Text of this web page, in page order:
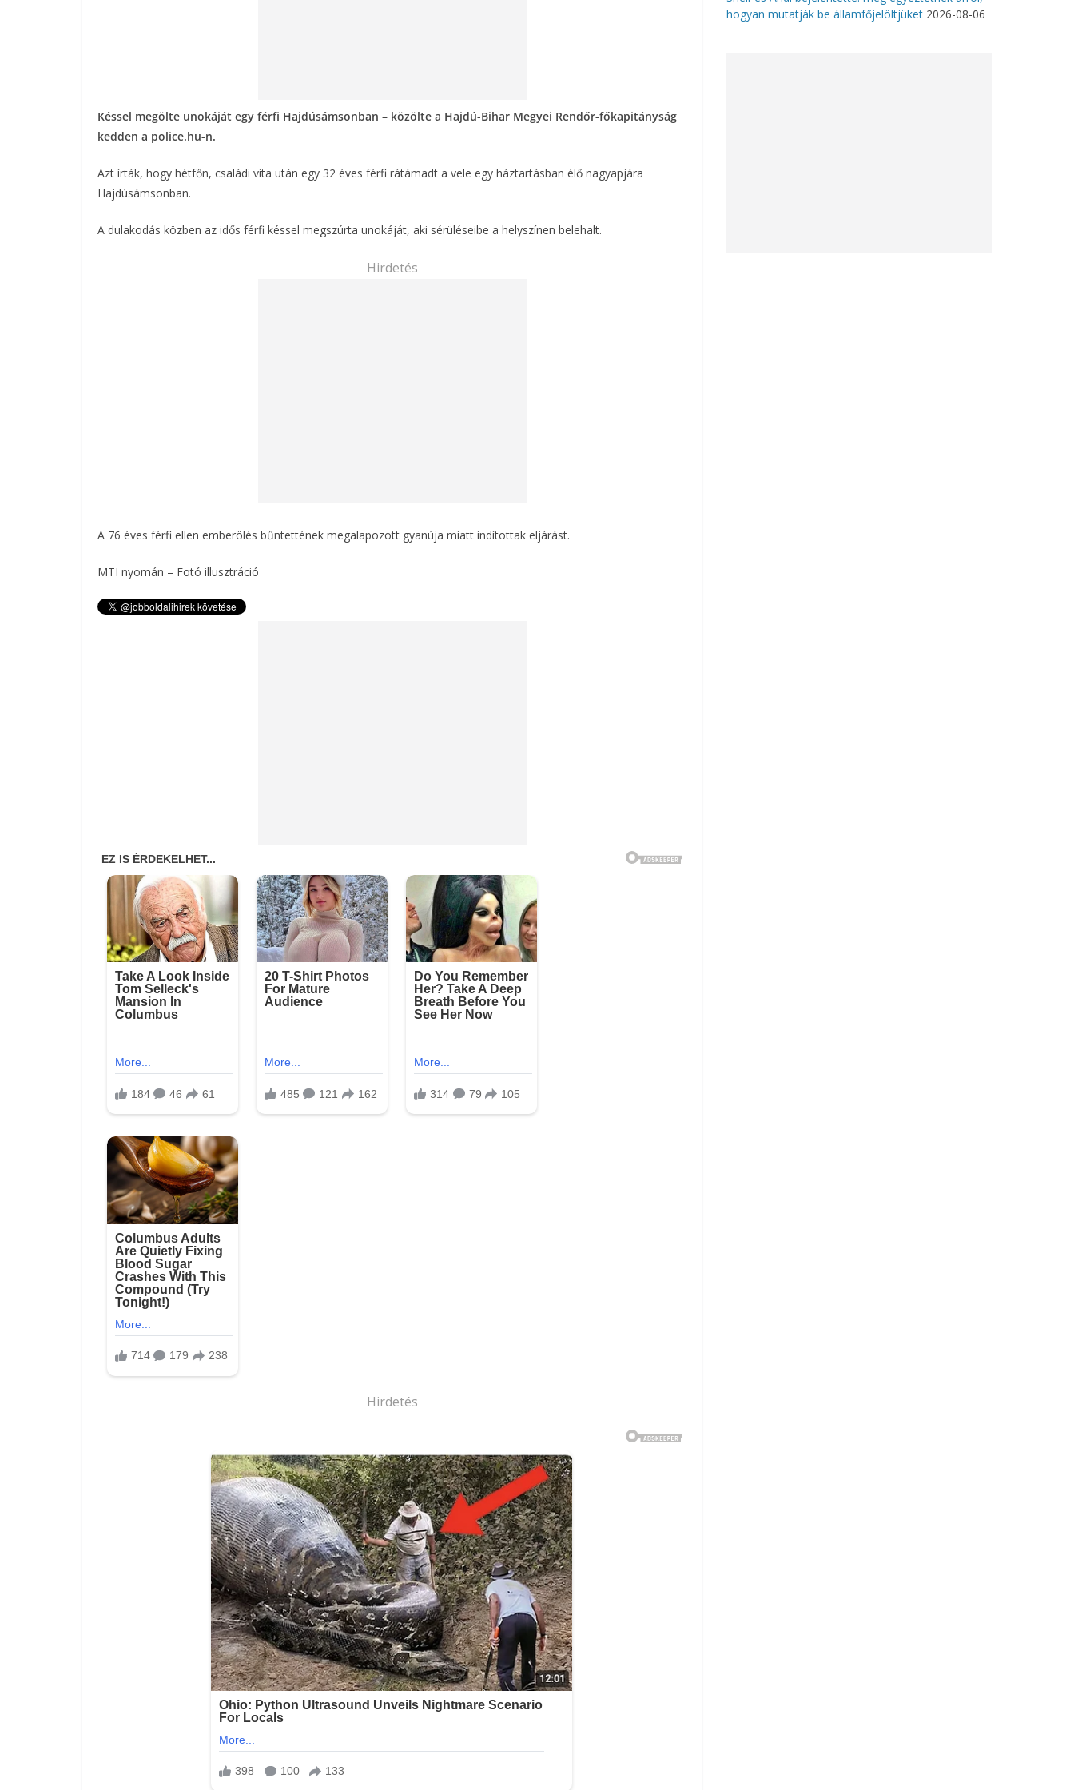
Késsel megölte unokáját egy férfi Hajdúsámsonban – közölte a Hajdú-Bihar Megyei Rendőr-főkapitányság
kedden a police.hu-n.
Azt írták, hogy hétfőn, családi vita után egy 32 éves férfi rátámadt a vele egy háztartásban élő nagyapjára
Hajdúsámsonban.
A dulakodás közben az idős férfi késsel megszúrta unokáját, aki sérüléseibe a helyszínen belehalt.
Hirdetés
A 76 éves férfi ellen emberölés bűntettének megalapozott gyanúja miatt indítottak eljárást.
MTI nyomán – Fotó illusztráció
Hirdetés
hogyan mutatják be államfőjelöltjüket 2026-08-06